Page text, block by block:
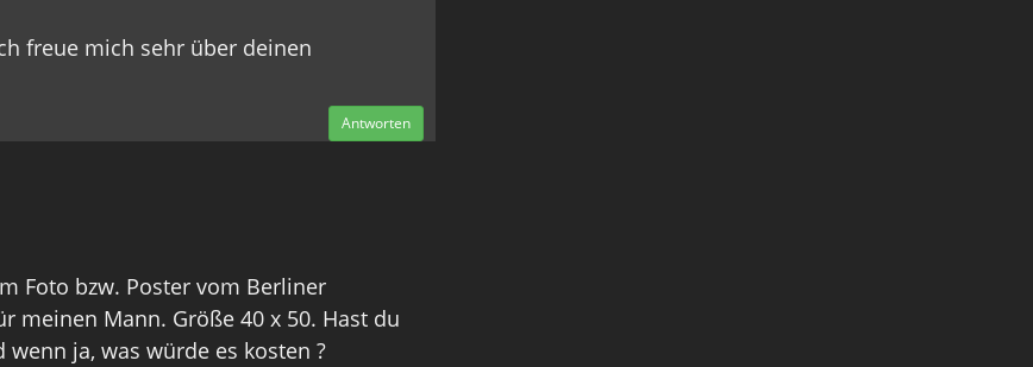
freue mich sehr über deinen
Antworten
Foto bzw. Poster vom Berliner
meinen Mann. Größe 40 x 50. Hast du
ja, was würde es kosten ?